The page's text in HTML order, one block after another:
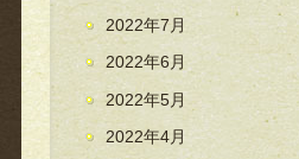
2022年7月
2022年6月
2022年5月
2022年4月